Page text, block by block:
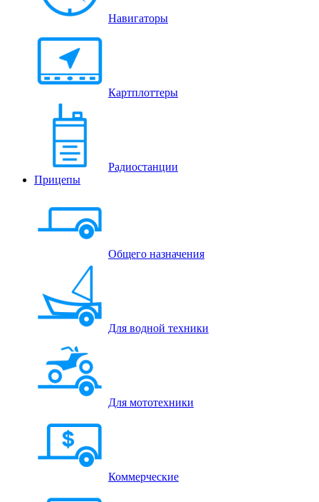
Навигаторы
Картплоттеры
Радиостанции
Прицепы
Общего назначения
Для водной техники
Для мототехники
Коммерческие